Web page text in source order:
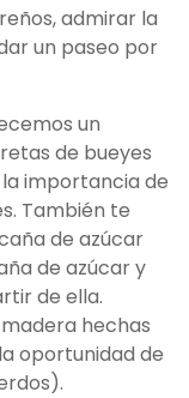
admirar la
un paseo por
un
de bueyes
importancia de
También te
de azúcar
de azúcar y
de ella.
hechas
oportunidad de